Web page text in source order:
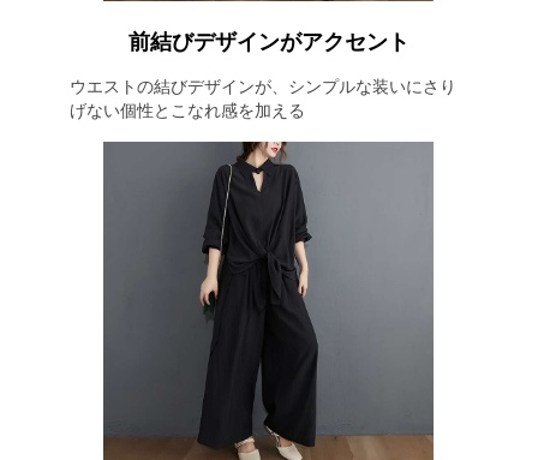
前結びデザインがアクセント
ウエストの結びデザインが、シンプルな装いにさり
げない個性とこなれ感を加える